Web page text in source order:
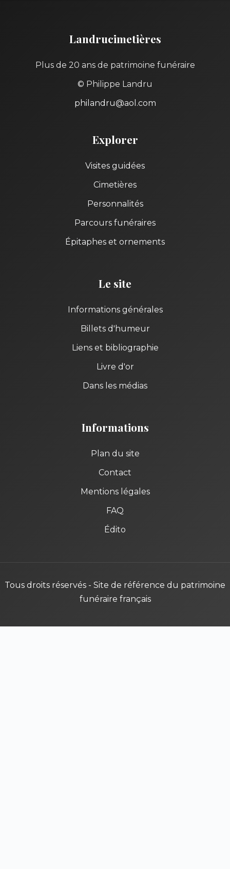
Landrucimetières
Plus de 20 ans de patrimoine funéraire
© Philippe Landru
philandru@aol.com
Explorer
Visites guidées
Cimetières
Personnalités
Parcours funéraires
Épitaphes et ornements
Le site
Informations générales
Billets d'humeur
Liens et bibliographie
Livre d'or
Dans les médias
Informations
Plan du site
Contact
Mentions légales
FAQ
Édito
Tous droits réservés - Site de référence du patrimoine
funéraire français